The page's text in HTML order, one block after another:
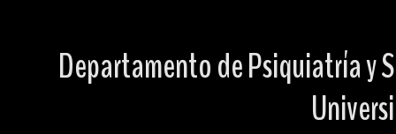
Departamento de Psiquiatría y